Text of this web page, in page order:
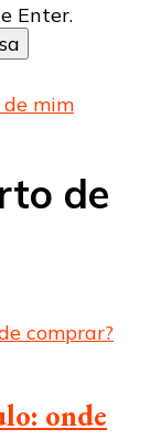
Enter.
mim
de
onde